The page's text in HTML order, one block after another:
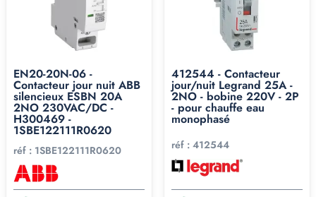
EN20-20N-06 -
Contacteur jour nuit ABB
silencieux ESBN 20A
2NO 230VAC/DC -
H300469 -
1SBE122111R0620
réf : 1SBE122111R0620
412544 - Contacteur
jour/nuit Legrand 25A -
2NO - bobine 220V - 2P
- pour chauffe eau
monophasé
réf : 412544